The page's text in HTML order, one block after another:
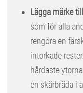
Lägga märke
som för alla
rengöra en
intorkade
hårdaste
en skärbräda i